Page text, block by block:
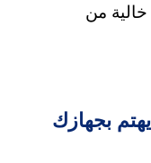
من
بجهازك